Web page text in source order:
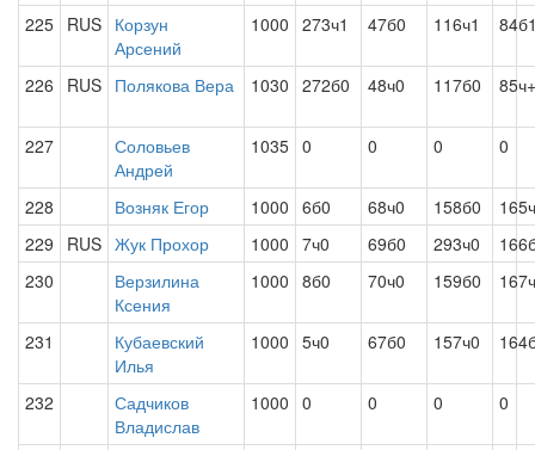
225 RUS Корзун
Арсений
1000 273ч1 47б0 116ч1
226 RUS Полякова Вера 1030 272б0 48ч0 117б0 85ч+
227
Соловьев
Андрей
1035 0 0 0 0
228 Возняк Егор 1000 6б0 68ч0 158б0
229
RUS Жук Прохор 1000 7ч0 69б0 293ч0
230
Верзилина
Ксения
1000 8б0 70ч0 159б0
231
Кубаевский
Илья
1000 5ч0 67б0 157ч0
232
Садчиков
Владислав
1000 0 0 0 0